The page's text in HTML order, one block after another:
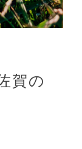
賀の